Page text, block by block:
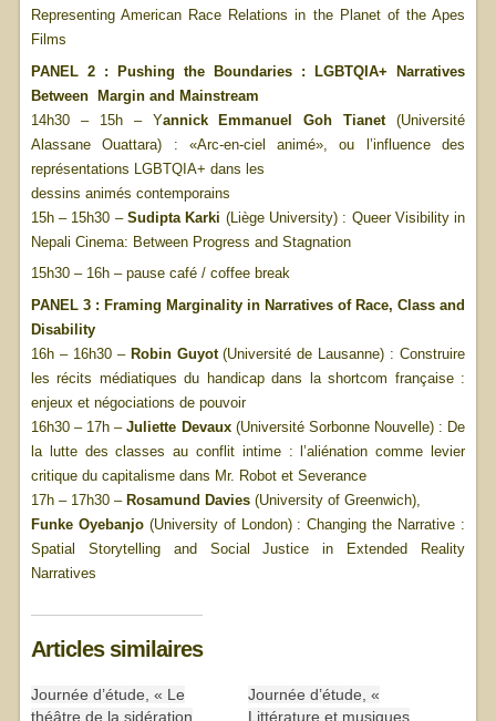
Representing American Race Relations in the Planet of the Apes
Films
PANEL 2 : Pushing the Boundaries : LGBTQIA+ Narratives
Between Margin and Mainstream
14h30 – 15h – Yannick Emmanuel Goh Tianet(Université
Alassane Ouattara) : «Arc-en-ciel animé», ou l’influence des
représentations LGBTQIA+ dans les
dessins animés contemporains
15h – 15h30 –Sudipta Karki (Liège University) : Queer Visibility in
Nepali Cinema: Between Progress and Stagnation
15h30 – 16h – pause café / coffee break
PANEL 3 : Framing Marginality in Narratives of Race, Class and
Disability
16h – 16h30 – Robin Guyot(Université de Lausanne) : Construire
les récits médiatiques du handicap dans la shortcom française :
enjeux et négociations de pouvoir
16h30 – 17h –Juliette Devaux(Université Sorbonne Nouvelle) : De
la lutte des classes au conflit intime : l’aliénation comme levier
critique du capitalisme dans Mr. Robot et Severance
17h – 17h30 – Rosamund Davies(University of Greenwich),
Funke Oyebanjo(University of London) : Changing the Narrative :
Spatial Storytelling and Social Justice in Extended Reality
Narratives
Articles similaires
Journée d’étude, « Le
théâtre de la sidération
Journée d’étude, «
Littérature et musiques